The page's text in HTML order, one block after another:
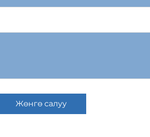
Жөнгө салуу